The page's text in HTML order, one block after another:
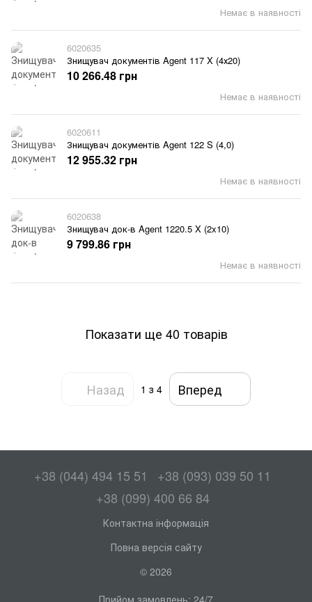
Немає в наявності
6020635
Знищувач документів Agent 117 X (4х20)
Немає в наявності
10 266.48 грн
6020611
Знищувач документів Agent 122 S (4,0)
Немає в наявності
12 955.32 грн
6020638
Знищувач док-в Agent 1220.5 X (2x10)
Немає в наявності
9 799.86 грн
Показати ще 40 товарів
Назад 1 з 4 Вперед
+38 (044) 494 15 51
+38 (093) 039 50 11
+38 (099) 400 66 84
Контактна інформація
Повна версія сайту
© 2026
Прийом замовлень: 24/7